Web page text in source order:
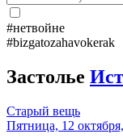
#нетвойне
#bizgatozahavokerak
Застолье
Старый вещь
Пятница, 12